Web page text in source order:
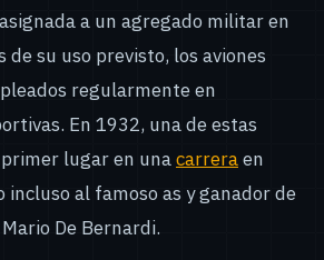
a un agregado militar en
de su uso previsto, los aviones
regularmente en
En 1932, una de estas
lugar en unacarreraen
incluso al famoso as y ganador de
De Bernardi.